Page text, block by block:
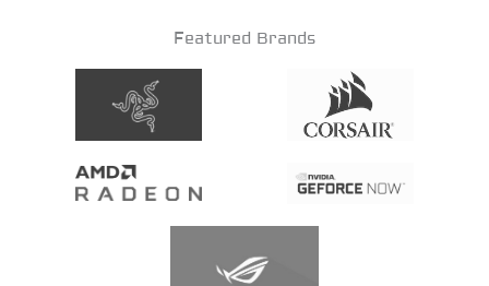
Featured Brands